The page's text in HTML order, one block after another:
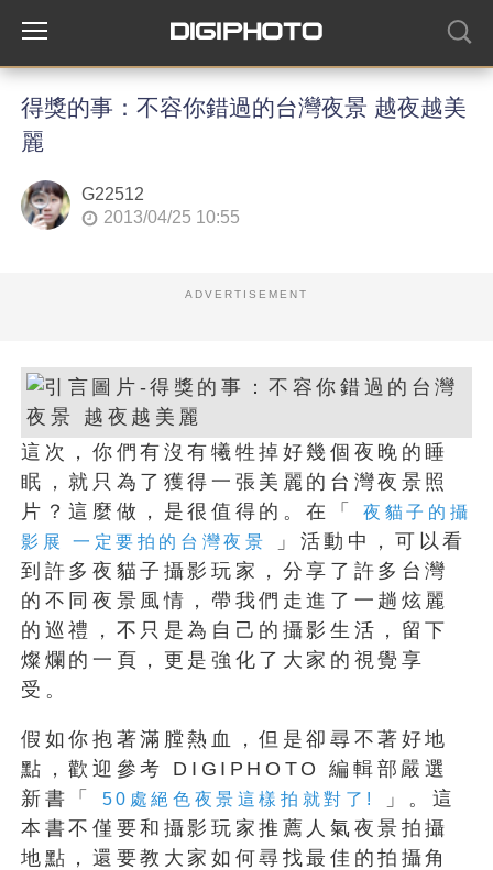
得獎的事：不容你錯過的台灣夜景 越夜越美
麗
G22512
2013/04/25 10:55
ADVERTISEMENT
這次，你們有沒有犧牲掉好幾個夜晚的睡
眠，就只為了獲得一張美麗的台灣夜景照
片？這麼做，是很值得的。在「夜貓子的攝
影展 一定要拍的台灣夜景
」活動中，可以看
到許多夜貓子攝影玩家，分享了許多台灣
的不同夜景風情，帶我們走進了一趟炫麗
的巡禮，不只是為自己的攝影生活，留下
燦爛的一頁，更是強化了大家的視覺享
受。
假如你抱著滿膛熱血，但是卻尋不著好地
點，歡迎參考 DIGIPHOTO 編輯部嚴選
新書「
50處絕色夜景這樣拍就對了!
」。這
本書不僅要和攝影玩家推薦人氣夜景拍攝
地點，還要教大家如何尋找最佳的拍攝角